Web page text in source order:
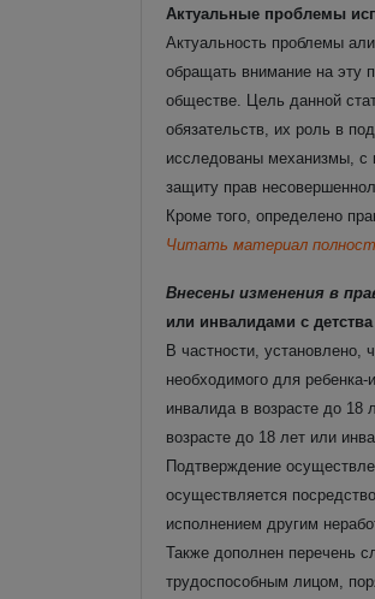
Актуальные проблемы
Актуальность проблемы
обращать внимание на эту
обществе. Цель данной
обязательств, их роль в
исследованы механизмы,
защиту прав
Кроме того, определено
Читать материал
Внесены изменения в
или инвалидами с
В частности, установлено,
необходимого для
инвалида в возрасте до 18
возрасте до 18 лет или
Подтверждение
осуществляется
исполнением другим
Также дополнен перечень
трудоспособным лицом,